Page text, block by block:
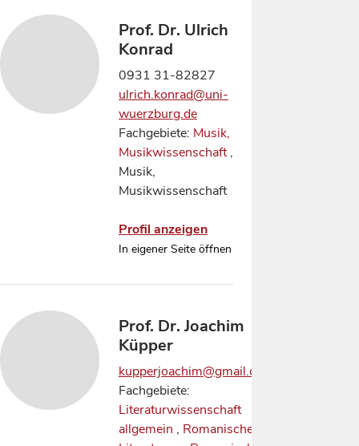
Prof. Dr. Ulrich
Konrad
0931 31-82827
ulrich.konrad@uni-
wuerzburg.de
Fachgebiete: Musik,
Musikwissenschaft,
Musik,
Musikwissenschaft
Profil anzeigen
In eigener Seite öffnen
Prof. Dr. Joachim
Küpper
kupperjoachim@gmail.com
Fachgebiete:
Literaturwissenschaft
allgemein , Romanische